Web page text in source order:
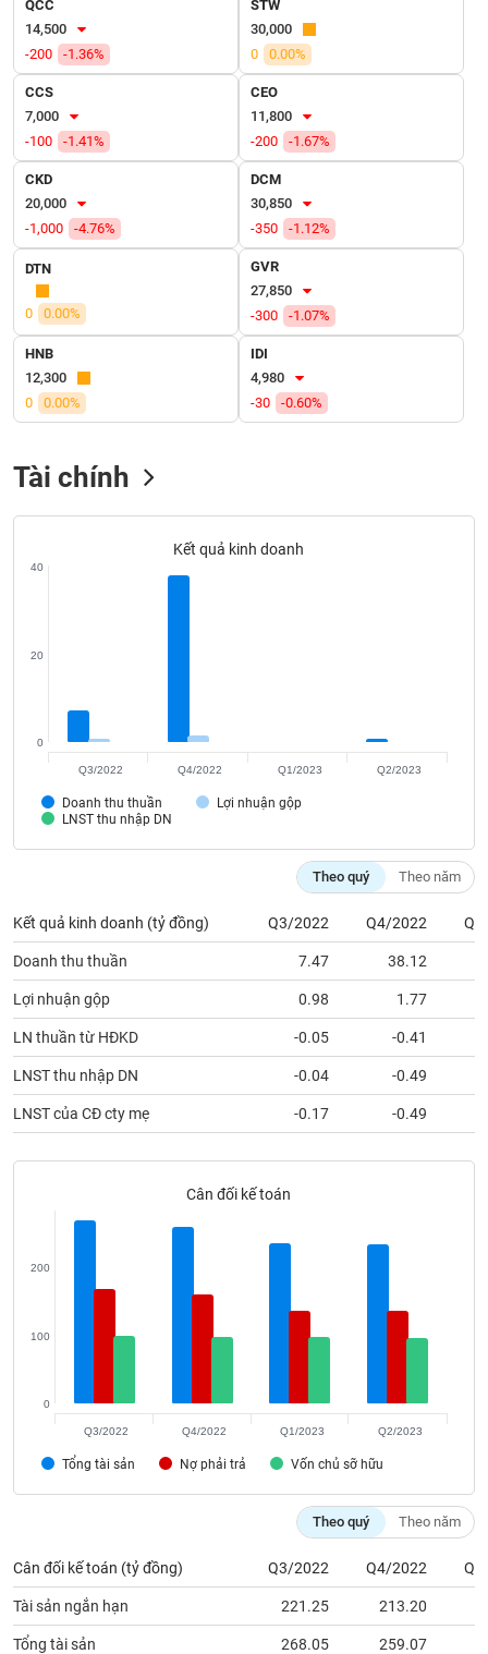
QCC
14,500
-200
-1.36%
STW
30,000
0
0.00%
CCS
7,000
-100
-1.41%
CEO
11,800
-200
-1.67%
CKD
20,000
-1,000
-4.76%
DCM
30,850
-350
-1.12%
DTN
0 0.00%
GVR
27,850
-300
-1.07%
HNB
12,300
0
0.00%
IDI
4,980
-30
-0.60%
Tài chính
Kết quả kinh doanh
Doanh thu thuần
Lợi nhuận gộp
LNST thu nhập DN
0
20
40
Q3/2022 Q4/2022 Q1/2023 Q2/2023
Theo quý Theo năm
Kết quả kinh doanh (tỷ đồng) Q3/2022 Q4/2022
Doanh thu thuần 7.47 38.12
Lợi nhuận gộp 0.98 1.77
LN thuần từ HĐKD -0.05 -0.41
LNST thu nhập DN -0.04 -0.49
LNST của CĐ cty mẹ -0.17 -0.49
Cân đối kế toán
Tổng tài sản Nợ phải trả Vốn chủ sỡ hữu
0
100
200
Q3/2022 Q4/2022 Q1/2023 Q2/2023
Theo quý Theo năm
Cân đối kế toán (tỷ đồng) Q3/2022 Q4/2022
Tài sản ngắn hạn 221.25 213.20
Tổng tài sản 268.05 259.07
VỤ
TRUYỀN
THÔNG
TIỆN
ÍCH
BẤT
ĐỘNG
SẢN
Mã
chứng
đạo
Bài
viết
của
tác
cáo
phân
tích
(-)
ngữ
(-)
chính
Công
đầu
tư